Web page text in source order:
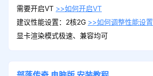
需要开启VT >>如何开启VT
建议性能设置：2核2G >>如何调整性能设置
显卡渲染模式极速、兼容均可